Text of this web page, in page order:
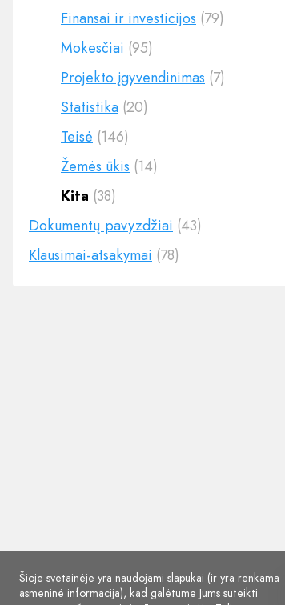
Finansai ir investicijos (79)
Mokesčiai (95)
Projekto įgyvendinimas (7)
Statistika (20)
Teisė (146)
Žemės ūkis (14)
Kita (38)
Dokumentų pavyzdžiai (43)
Klausimai-atsakymai (78)
Šioje svetainėje yra naudojami slapukai (ir yra renkama
asmeninė informacija), kad galėtume Jums suteikti